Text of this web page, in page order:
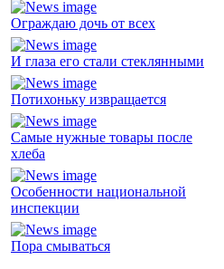
Ограждаю дочь от всех
И глаза его стали стеклянными
Потихоньку извращается
Самые нужные товары после
хлеба
Особенности национальной
инспекции
Пора смываться